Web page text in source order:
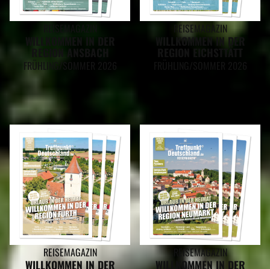
FRÜHLING/SOMMER 2026
REISEMAGAZIN
WILLKOMMEN IN DER
REGION EICHSTTÄTT
REISEMAGAZIN
WILLKOMMEN IN DER
REISEMAGAZIN
WILLKOMMEN IN DER